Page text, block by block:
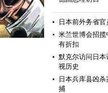
日本前外务省
米兰世博会招
有折扣
默克尔访问日
视历史
日本兵库县凶
捕